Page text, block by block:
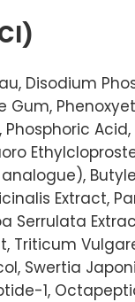
Disodium
Gum,
Phosphoric
Extract,
Serrulata
Triticum
Swertia
1,